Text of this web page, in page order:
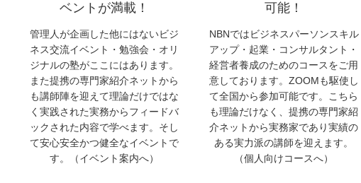
ベントが満載！
管理人が企画した他にはないビジ
ネス交流イベント・勉強会・オリ
ジナルの塾がここにはあります。
また提携の専門家紹介ネットから
も講師陣を迎えて理論だけではな
く実践された実務からフィードバ
ックされた内容で学べます。そし
て安心安全かつ健全なイベントで
す。（イベント案内へ）
可能！
NBNではビジネスパーソンスキル
アップ・起業・コンサルタント・
経営者養成のためのコースをご用
意しております。ZOOMも駆使し
て全国から参加可能です。こちら
も理論だけなく、提携の専門家紹
介ネットから実務家であり実績の
ある実力派の講師を迎えます。
（個人向けコースへ）